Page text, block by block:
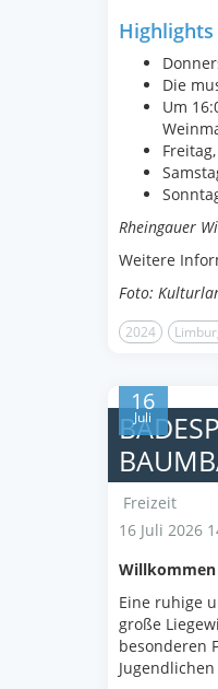
Highlights
Die
Um
Rheingauer
Weitere
Foto:
2024
16
Juli
Freizeit
16 Juli 2026
Willkommen
Eine ruhige
große
besonderen